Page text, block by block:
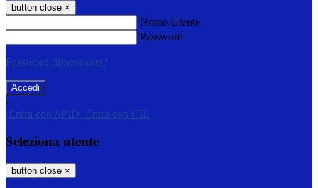
button close ×
Nome Utente
Password
Password dimenticata?
-
Entra con SPID
Entra con CIE
Seleziona utente
button close ×